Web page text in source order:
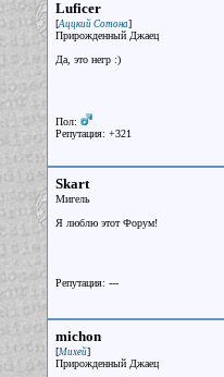
Luficer
[Аццкий Сотона]
Прирожденный Джаец
Да, это негр :)
Пол:
Репутация: +321
Skart
Мигель
Я люблю этот Форум!
Репутация: ---
michon
[Михей]
Прирожденный Джаец